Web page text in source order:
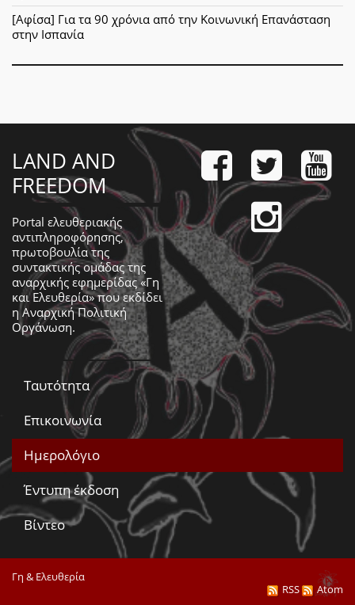
[Αφίσα] Για τα 90 χρόνια από την Κοινωνική Επανάσταση
στην Ισπανία
LAND AND
FREEDOM
Portal ελευθεριακής
αντιπληροφόρησης,
πρωτοβουλία της
συντακτικής ομάδας της
αναρχικής εφημερίδας «Γη
και Ελευθερία» που εκδίδει
ηΑναρχική Πολιτική
Οργάνωση.
Ταυτότητα
Επικοινωνία
Ημερολόγιο
Έντυπη έκδοση
Βίντεο
Γη & Ελευθερία
RSS
Atom